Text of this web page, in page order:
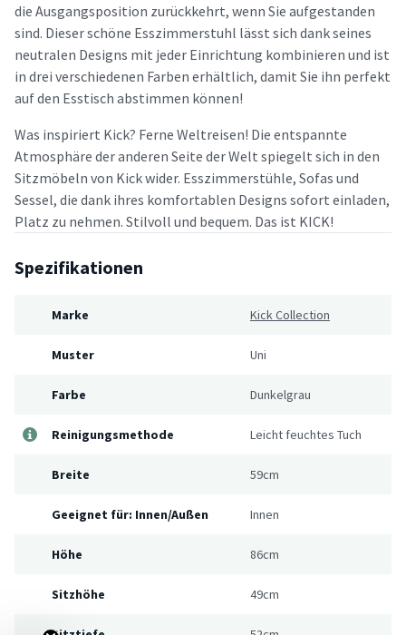
die Ausgangsposition zurückkehrt, wenn Sie aufgestanden
sind. Dieser schöne Esszimmerstuhl lässt sich dank seines
neutralen Designs mit jeder Einrichtung kombinieren und ist
in drei verschiedenen Farben erhältlich, damit Sie ihn perfekt
auf den Esstisch abstimmen können!
Was inspiriert Kick? Ferne Weltreisen! Die entspannte
Atmosphäre der anderen Seite der Welt spiegelt sich in den
Sitzmöbeln von Kick wider. Esszimmerstühle, Sofas und
Sessel, die dank ihres komfortablen Designs sofort einladen,
Platz zu nehmen. Stilvoll und bequem. Das ist KICK!
Spezifikationen
Marke Kick Collection
Muster Uni
Farbe Dunkelgrau
Reinigungsmethode Leicht feuchtes Tuch
Breite 59cm
Geeignet für: Innen/Außen Innen
Höhe 86cm
Sitzhöhe 49cm